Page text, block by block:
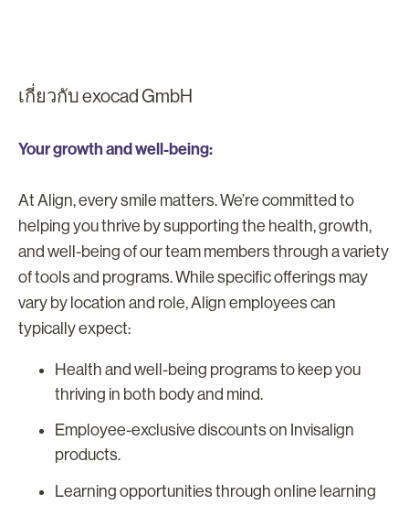
เกี่ยวกับ exocad GmbH
Your growth and well-being:
At Align, every smile matters. We’re committed to
helping you thrive by supporting the health, growth,
and well-being of our team members through a variety
of tools and programs. While specific offerings may
vary by location and role, Align employees can
typically expect:
Health and well-being programs to keep you
thriving in both body and mind.
Employee-exclusive discounts on Invisalign
products.
Learning opportunities through online learning